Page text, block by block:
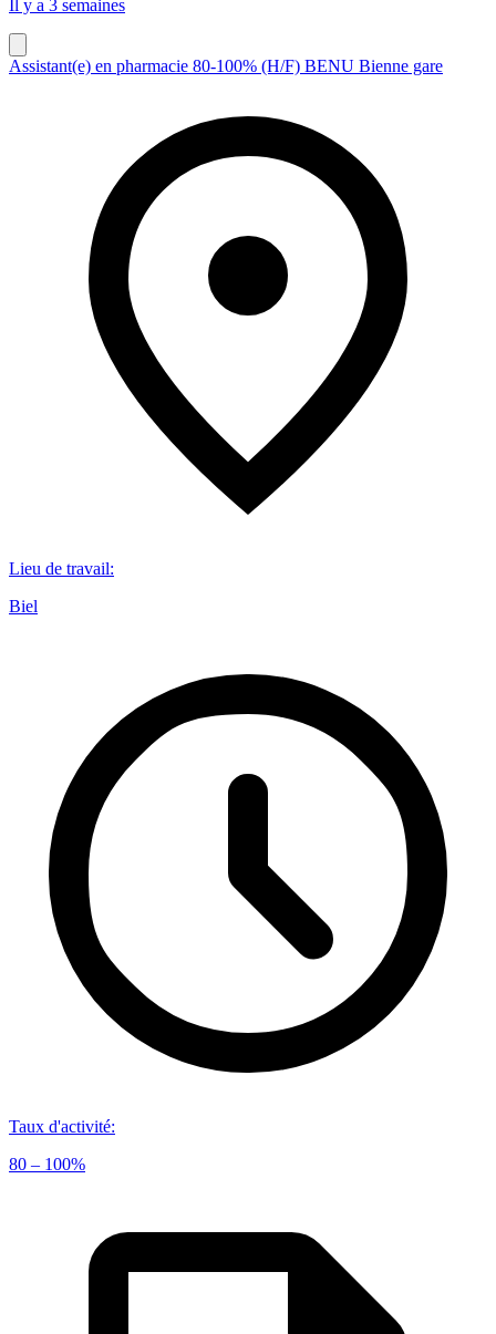
Il y a 3 semaines
Assistant(e) en pharmacie 80-100% (H/F) BENU Bienne gare
Lieu de travail:
Biel
Taux d'activité:
80 – 100%